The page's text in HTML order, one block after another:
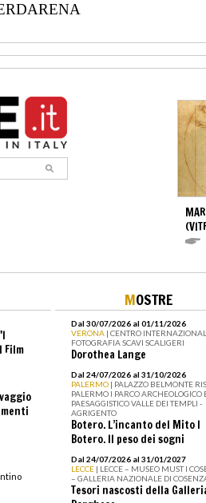
Film
MOSTRE
Dal 30/07/2026 al 01/11/2026
VERONA | CENTRO
FOTOGRAFIA SCAVI SCALIGERI
Dorothea Lange
Dal 24/07/2026 al 31/10/2026
PALERMO | PALAZZO BELMONTE
PALERMO I PARCO ARCHEOLOGICO
PAESAGGISTICO VALLE DEI TEMPLI -
AGRIGENTO
Botero. L’incanto del Mito I
Botero. Il peso dei sogni
Dal 24/07/2026 al 31/01/2027
LECCE | LECCE – MUSEO MUST I
– GALLERIA NAZIONALE DI
Tesori nascosti della